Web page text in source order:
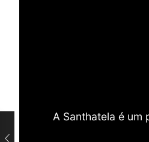
A Santhatela é